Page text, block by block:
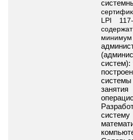
LPI
минимум
систем):